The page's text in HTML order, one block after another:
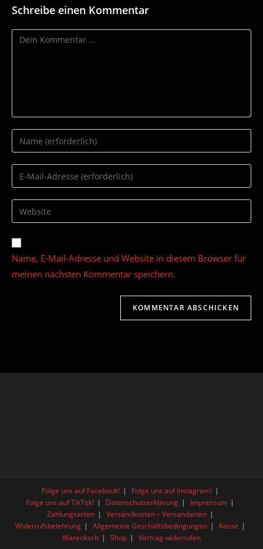
Schreibe einen Kommentar
Kommentar
Gib
deinen
Namen
oder
zum
Kommentieren
ein
Gib
deine
E-
Mail-
zum
Kommentieren
ein
Gib
deine
Website-
URL
ein
(optional)
Name, E-Mail-Adresse und Website in diesem Browser für
meinen nächsten Kommentar speichern.
Folge uns auf Facebook!
Folge uns auf Instagram!
Folge uns auf TikTok!
Datenschutzerklärung
Impressum
Zahlungsarten
Versandkosten – Versandarten
Widerrufsbelehrung
Allgemeine Geschäftsbedingungen
Kasse
Warenkorb
Shop Vertrag widerrufen